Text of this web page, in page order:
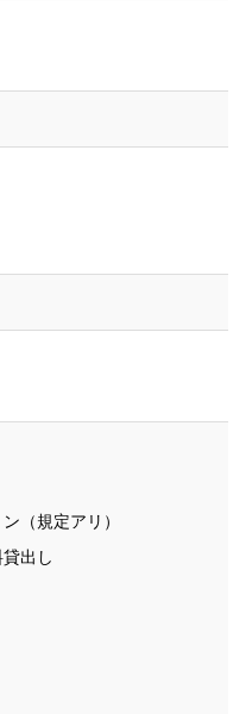
（規定アリ）
出し